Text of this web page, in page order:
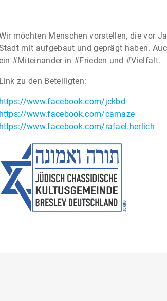
möchten Menschen vorstellen, die vor
mit aufgebaut und geprägt haben.
#Miteinander in #Frieden und #Vielfalt.
Link zu den Beteiligten:
https://www.facebook.com/jckbd
https://www.facebook.com/camaze
https://www.facebook.com/rafael.herlich